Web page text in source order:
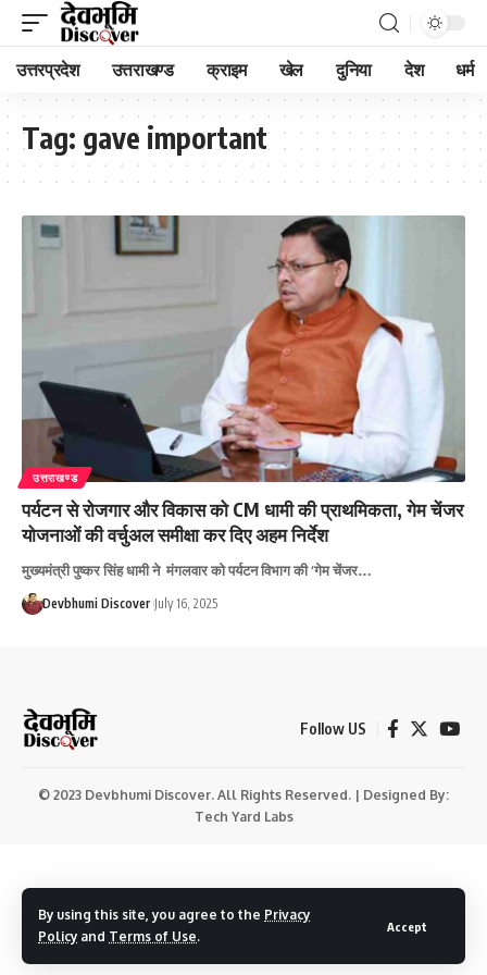
By using this site, you agree to the Privacy
Policy and Terms of Use.
Accept
उत्तरप्रदेश उत्तराखण्ड क्राइम खेल दुनिया देश धर्म
Tag: gave important
उत्तराखण्ड
पर्यटन से रोजगार और विकास को CM धामी की प्राथमिकता, गेम चेंजर
योजनाओं की वर्चुअल समीक्षा कर दिए अहम निर्देश
मुख्यमंत्री पुष्कर सिंह धामी ने मंगलवार को पर्यटन विभाग की ‘गेम चेंजर…
Devbhumi Discover July 16, 2025
Follow US
© 2023 Devbhumi Discover. All Rights Reserved. | Designed By:
Tech Yard Labs